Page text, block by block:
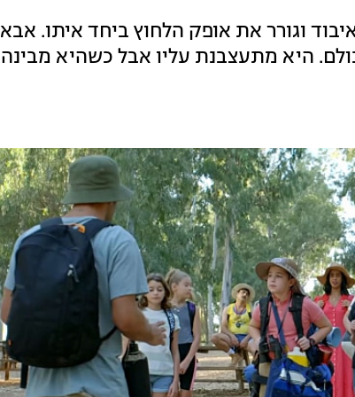
וגורר את אופק הלחוץ ביחד איתו. אבא
היא מתעצבנת עליו אבל כשהיא מבינה